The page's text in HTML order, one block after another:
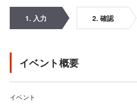
1. 入力 2. 確認
イベント概要
イベント